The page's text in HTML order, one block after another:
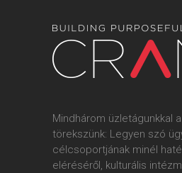
Mindhárom üzletágunkkal
törekszünk: Legyen szó
célcsoportjának minél
eléréséről, kulturális